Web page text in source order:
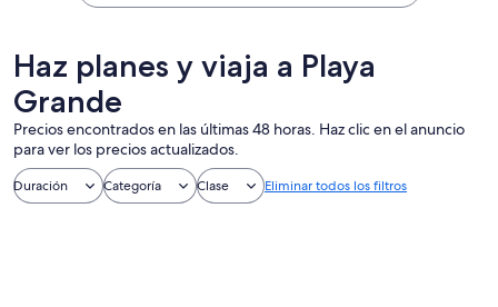
Haz planes y viaja a Playa
Grande
Precios encontrados en las últimas 48 horas. Haz clic en el anuncio
para ver los precios actualizados.
Duración Categoría Clase Eliminar todos los filtros